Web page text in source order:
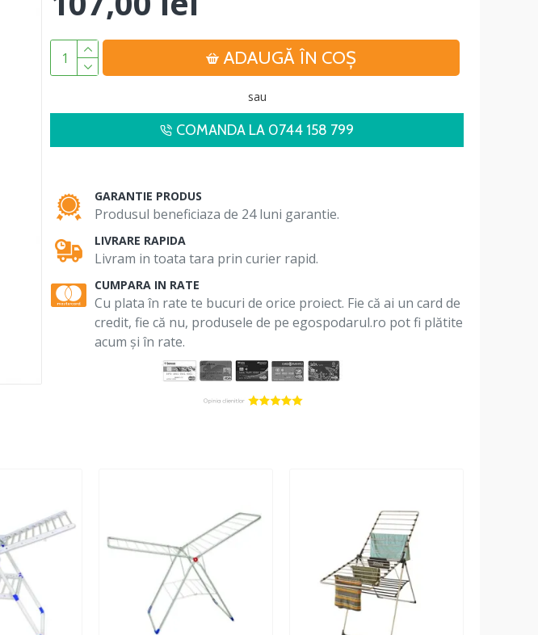
ADAUGĂ ÎN COŞ
sau
COMANDA LA 0744 158 799
GARANTIE PRODUS
Produsul beneficiaza de 24 luni garantie.
LIVRARE RAPIDA
Livram in toata tara prin curier rapid.
CUMPARA IN RATE
Cu plata în rate te bucuri de orice proiect. Fie că ai un card de
credit, fie că nu, produsele de pe egospodarul.ro pot fi plătite
acum și în rate.